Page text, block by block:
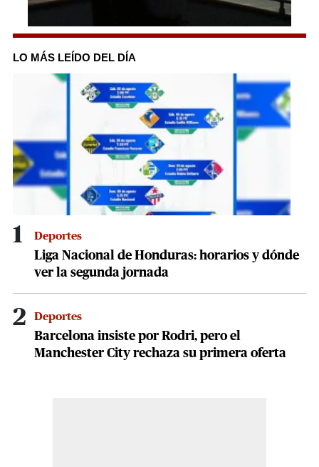
0
of
1
minute,
LO MÁS LEÍDO DEL DÍA
1 Deportes
Liga Nacional de Honduras: horarios y dónde
ver la segunda jornada
2 Deportes
Barcelona insiste por Rodri, pero el
Manchester City rechaza su primera oferta